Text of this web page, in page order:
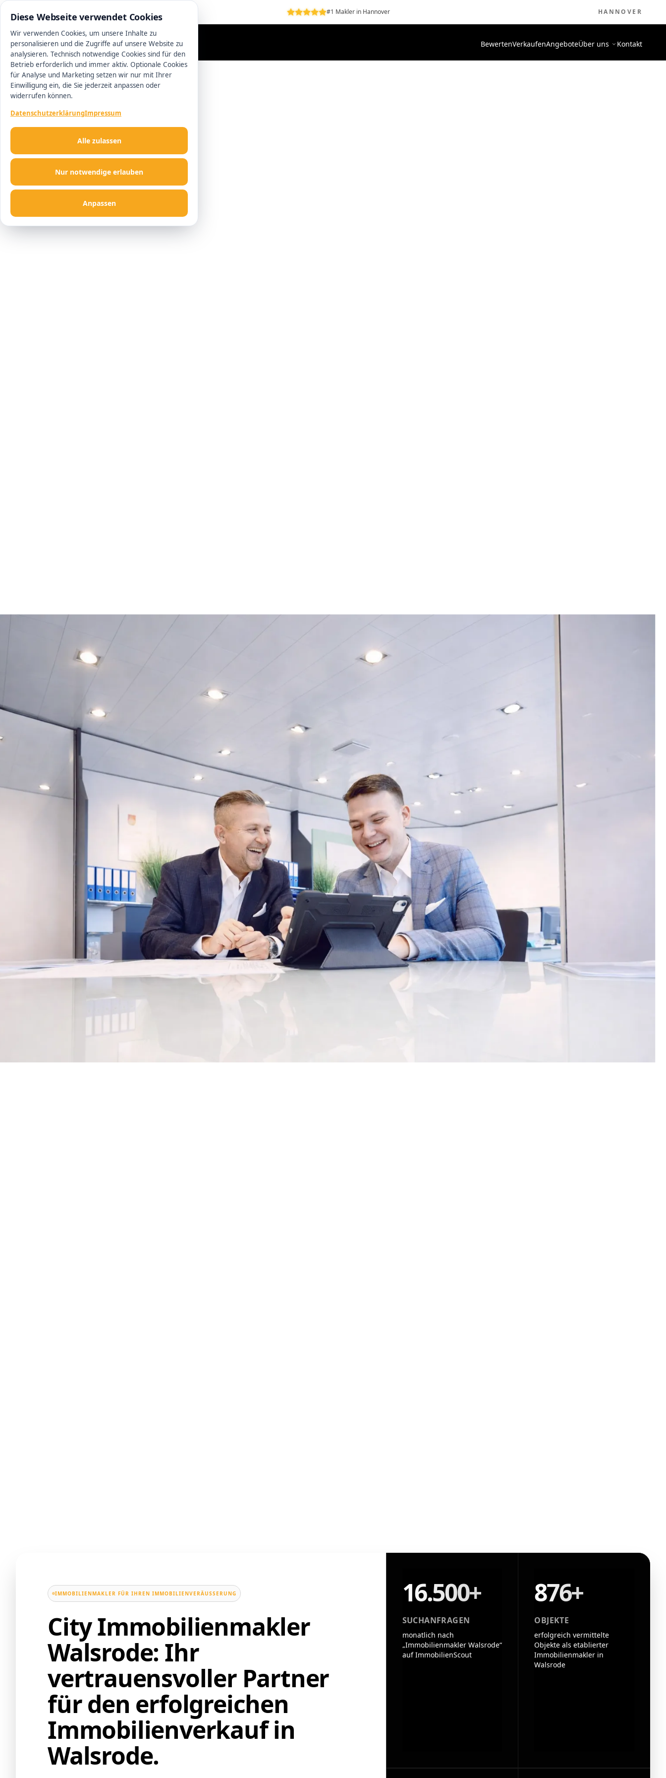
0511 13221100 #1 Makler in Hannover HANNOVER
BewertenVerkaufenAngeboteÜber uns Kontakt
IMMOBILIENMAKLER FÜR IHREN IMMOBILIENVERÄUSSERUNG
City Immobilienmakler
Walsrode: Ihr
vertrauensvoller Partner
für den erfolgreichen
Immobilienverkauf in
Walsrode.
16.500+
SUCHANFRAGEN
monatlich nach
„Immobilienmakler Walsrode“
auf ImmobilienScout
876+
OBJEKTE
erfolgreich vermittelte
Objekte als etablierter
Immobilienmakler in
Walsrode
Diese Webseite verwendet Cookies
Wir verwenden Cookies, um unsere Inhalte zu
personalisieren und die Zugriffe auf unsere Website zu
analysieren. Technisch notwendige Cookies sind für den
Betrieb erforderlich und immer aktiv. Optionale Cookies
für Analyse und Marketing setzen wir nur mit Ihrer
Einwilligung ein, die Sie jederzeit anpassen oder
widerrufen können.
DatenschutzerklärungImpressum
Nur notwendige erlauben
Anpassen
Alle zulassen